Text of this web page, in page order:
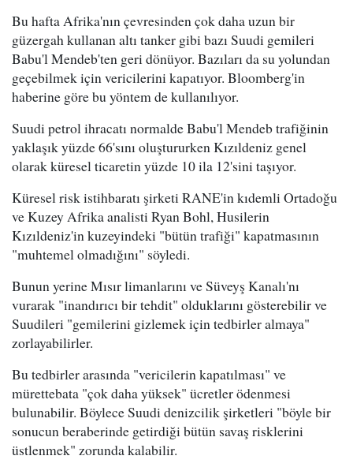
Bu hafta Afrika'nın çevresinden çok daha uzun bir
güzergah kullanan altı tanker gibi bazı Suudi gemileri
Babu'l Mendeb'ten geri dönüyor. Bazıları da su yolundan
geçebilmek için vericilerini kapatıyor. Bloomberg'in
haberine göre bu yöntem de kullanılıyor.
Suudi petrol ihracatı normalde Babu'l Mendeb trafiğinin
yaklaşık yüzde 66'sını oluştururken Kızıldeniz genel
olarak küresel ticaretin yüzde 10 ila 12'sini taşıyor.
Küresel risk istihbaratı şirketi RANE'in kıdemli Ortadoğu
ve Kuzey Afrika analisti Ryan Bohl, Husilerin
Kızıldeniz'in kuzeyindeki "bütün trafiği" kapatmasının
"muhtemel olmadığını" söyledi.
Bunun yerine Mısır limanlarını ve Süveyş Kanalı'nı
vurarak "inandırıcı bir tehdit" olduklarını gösterebilir ve
Suudileri "gemilerini gizlemek için tedbirler almaya"
zorlayabilirler.
Bu tedbirler arasında "vericilerin kapatılması" ve
mürettebata "çok daha yüksek" ücretler ödenmesi
bulunabilir. Böylece Suudi denizcilik şirketleri "böyle bir
sonucun beraberinde getirdiği bütün savaş risklerini
üstlenmek" zorunda kalabilir.